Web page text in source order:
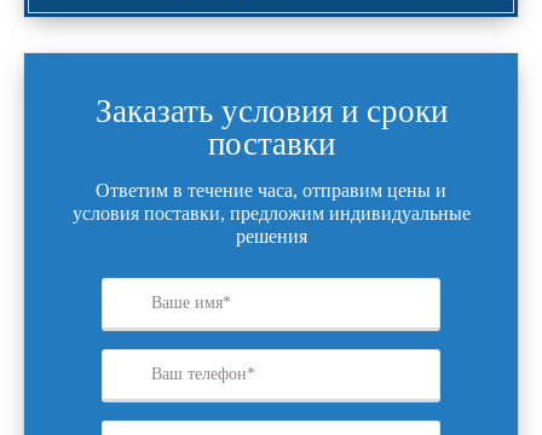
Заказать условия и сроки
поставки
Ответим в течение часа, отправим цены и
условия поставки, предложим индивидуальные
решения